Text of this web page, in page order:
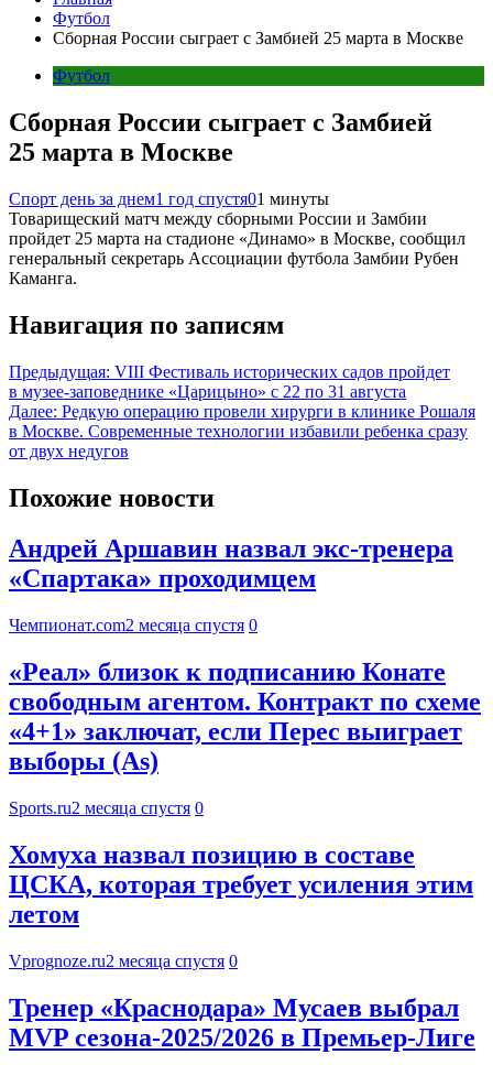
Футбол
Сборная России сыграет с Замбией 25 марта в Москве
Футбол
Сборная России сыграет с Замбией
25 марта в Москве
Спорт день за днем1 год спустя01 минуты
Товарищеский матч между сборными России и Замбии
пройдет 25 марта на стадионе «Динамо» в Москве, сообщил
генеральный секретарь Ассоциации футбола Замбии Рубен
Каманга.
Навигация по записям
Предыдущая: VIII Фестиваль исторических садов пройдет
в музее-заповеднике «Царицыно» с 22 по 31 августа
Далее: Редкую операцию провели хирурги в клинике Рошаля
в Москве. Современные технологии избавили ребенка сразу
от двух недугов
Похожие новости
Андрей Аршавин назвал экс-тренера
«Спартака» проходимцем
Чемпионат.com2 месяца спустя 0
«Реал» близок к подписанию Конате
свободным агентом. Контракт по схеме
«4+1» заключат, если Перес выиграет
выборы (As)
Sports.ru2 месяца спустя 0
Хомуха назвал позицию в составе
ЦСКА, которая требует усиления этим
летом
Vprognoze.ru2 месяца спустя 0
Тренер «Краснодара» Мусаев выбрал
MVP сезона-2025/2026 в Премьер-Лиге